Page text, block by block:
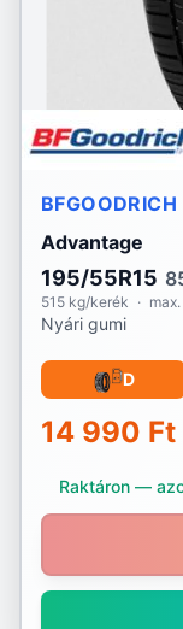
BFGOODRICH
Advantage
195/55R15
515 kg/kerék ·
Nyári gumi
D
14 990 Ft
Raktáron —